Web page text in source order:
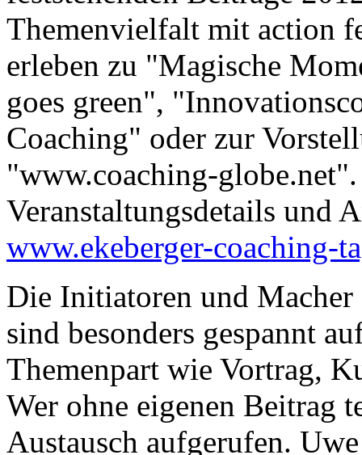
Themenvielfalt mit action
erleben zu "Magische
goes green",
Coaching" oder zur
"www.coaching-
Veranstaltungsdetails und
www.ekeberger-coaching-
Die Initiatoren und Macher
sind besonders gespannt
Themenpart wie Vortrag,
Wer ohne eigenen Beitrag
Austausch aufgerufen.